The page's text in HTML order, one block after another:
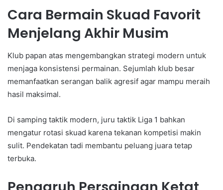
Cara Bermain Skuad Favorit
Menjelang Akhir Musim
Klub papan atas mengembangkan strategi modern untuk
menjaga konsistensi permainan. Sejumlah klub besar
memanfaatkan serangan balik agresif agar mampu meraih
hasil maksimal.
Di samping taktik modern, juru taktik Liga 1 bahkan
mengatur rotasi skuad karena tekanan kompetisi makin
sulit. Pendekatan tadi membantu peluang juara tetap
terbuka.